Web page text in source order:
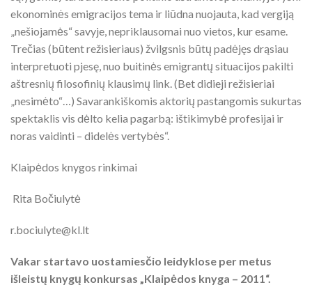
ekonominės emigracijos tema ir liūdna nuojauta, kad vergiją
„nešiojamės“ savyje, nepriklausomai nuo vietos, kur esame.
Trečias (būtent režisieriaus) žvilgsnis būtų padėjęs drąsiau
interpretuoti pjesę, nuo buitinės emigrantų situacijos pakilti
aštresnių filosofinių klausimų link. (Bet didieji režisieriai
„nesimėto“…) Savarankiškomis aktorių pastangomis sukurtas
spektaklis vis dėlto kelia pagarbą: ištikimybė profesijai ir
noras vaidinti – didelės vertybės“.
Klaipėdos knygos rinkimai
Rita Bočiulytė
r.bociulyte@kl.lt
Vakar startavo uostamiesčio leidyklose per metus
išleistų knygų konkursas „Klaipėdos knyga – 2011“.